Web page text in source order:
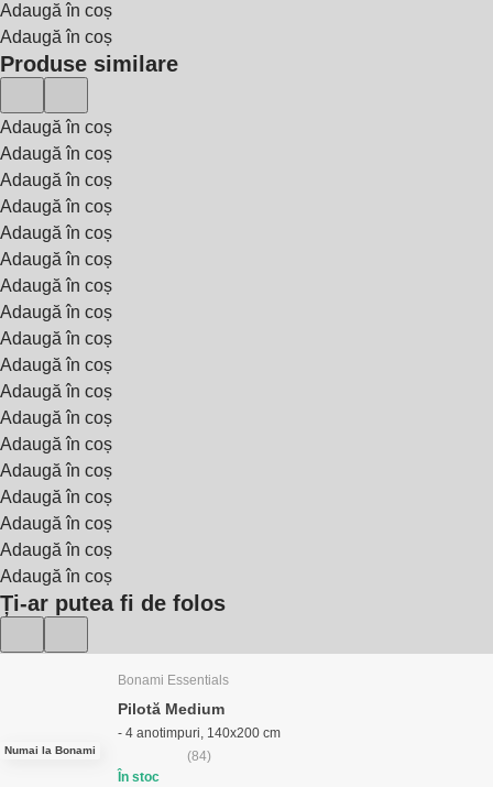
Adaugă în coș
Adaugă în coș
Produse similare
Adaugă în coș
Adaugă în coș
Adaugă în coș
Adaugă în coș
Adaugă în coș
Adaugă în coș
Adaugă în coș
Adaugă în coș
Adaugă în coș
Adaugă în coș
Adaugă în coș
Adaugă în coș
Adaugă în coș
Adaugă în coș
Adaugă în coș
Adaugă în coș
Adaugă în coș
Adaugă în coș
Ți-ar putea fi de folos
Numai la Bonami
Bonami Essentials
Pilotă Medium
- 4 anotimpuri, 140x200 cm
(84)
În stoc